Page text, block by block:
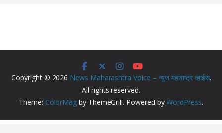
Copyright © 2026 News Maharashtra Voice – न्युज महाराष्ट्र व्हाईस.
All rights reserved.
Theme: ColorMag by ThemeGrill. Powered by WordPress.